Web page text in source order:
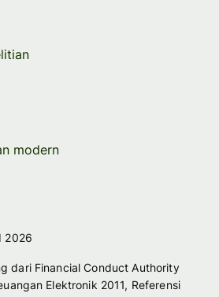
modern
2026
dari Financial Conduct Authority
Elektronik 2011, Referensi